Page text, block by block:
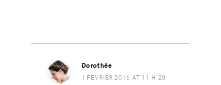
Dorothée
1 FÉVRIER 2016 AT 11 H 20